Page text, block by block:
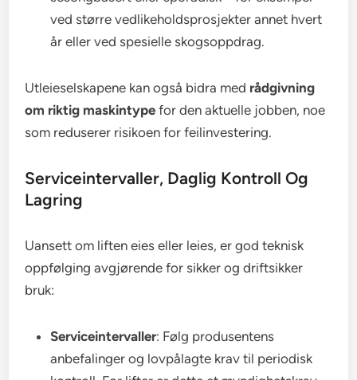
ved større vedlikeholdsprosjekter annet hvert
år eller ved spesielle skogsoppdrag.
Utleieselskapene kan også bidra med rådgivning
om riktig maskintype for den aktuelle jobben, noe
som reduserer risikoen for feilinvestering.
Serviceintervaller, Daglig Kontroll Og
Lagring
Uansett om liften eies eller leies, er god teknisk
oppfølging avgjørende for sikker og driftsikker
bruk:
Serviceintervaller: Følg produsentens
anbefalinger og lovpålagte krav til periodisk